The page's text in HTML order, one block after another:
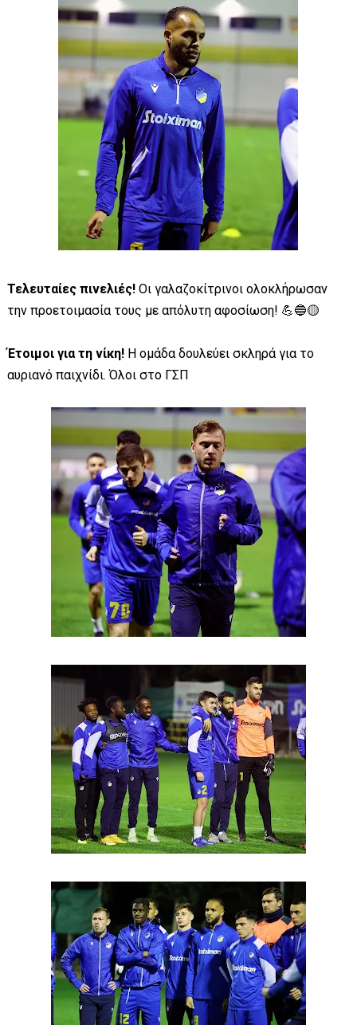
Τελευταίες πινελιές!Οι γαλαζοκίτρινοι ολοκλήρωσαν
την προετοιμασία τους με απόλυτη αφοσίωση! 💪🔵🟡
Έτοιμοι για τη νίκη!Η ομάδα δουλεύει σκληρά για το
αυριανό παιχνίδι. Όλοι στο ΓΣΠ